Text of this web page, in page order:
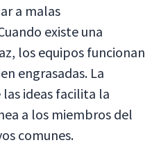
a malas
existe una
los equipos funcionan
engrasadas. La
ideas facilita la
a los miembros del
comunes.